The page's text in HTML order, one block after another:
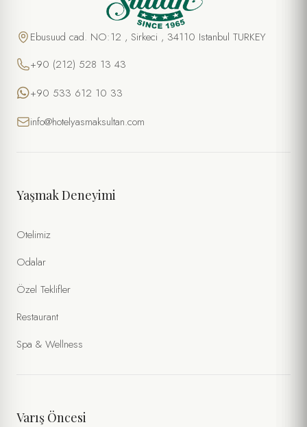
Ebusuud cad. NO:12 , Sirkeci , 34110 Istanbul TURKEY
+90 (212) 528 13 43
+90 533 612 10 33
info@hotelyasmaksultan.com
Yaşmak Deneyimi
Otelimiz
Odalar
Özel Teklifler
Restaurant
Spa & Wellness
Varış Öncesi